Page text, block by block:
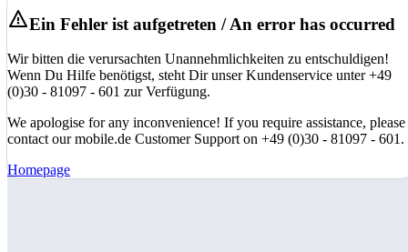
Ein Fehler ist aufgetreten / An error has occurred
Wir bitten die verursachten Unannehmlichkeiten zu entschuldigen!
Wenn Du Hilfe benötigst, steht Dir unser Kundenservice unter +49
(0)30 - 81097 - 601 zur Verfügung.
We apologise for any inconvenience! If you require assistance, please
contact our mobile.de Customer Support on +49 (0)30 - 81097 - 601.
Homepage